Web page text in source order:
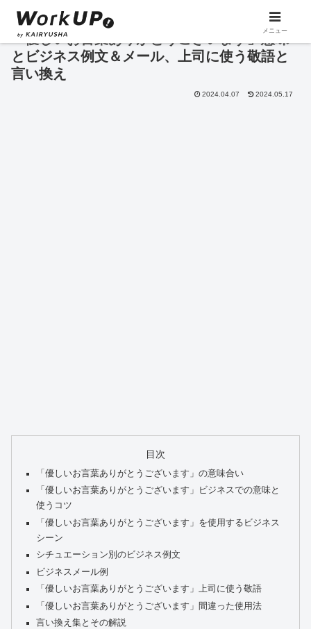
「優しいお言葉ありがとうございます」意味
とビジネス例文＆メール、上司に使う敬語と
言い換え
2024.04.07 2024.05.17
目次
「優しいお言葉ありがとうございます」の意味合い
「優しいお言葉ありがとうございます」ビジネスでの意味と
使うコツ
「優しいお言葉ありがとうございます」を使用するビジネス
シーン
シチュエーション別のビジネス例文
ビジネスメール例
「優しいお言葉ありがとうございます」上司に使う敬語
「優しいお言葉ありがとうございます」間違った使用法
言い換え集とその解説
メニュー